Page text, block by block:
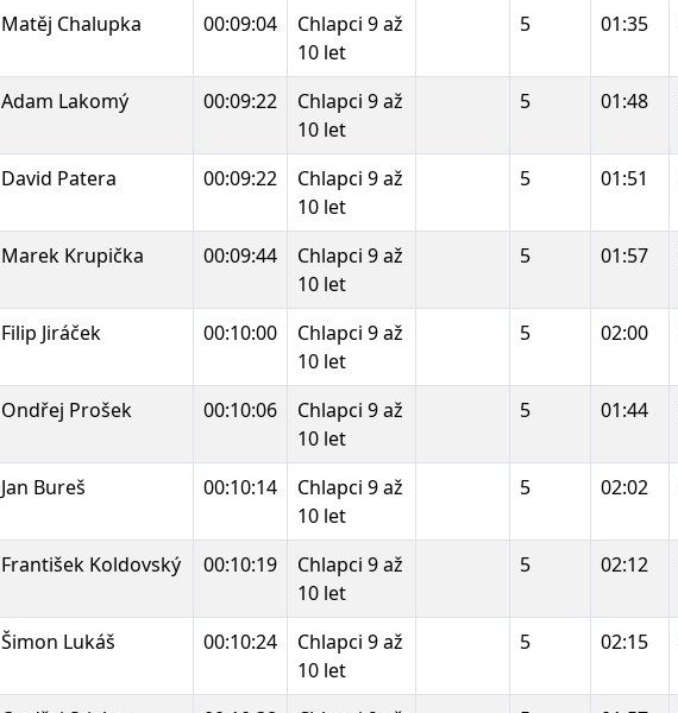
Matěj Chalupka 00:09:04
Chlapci 9 až
10 let
5 01:35
Adam Lakomý 00:09:22
Chlapci 9 až
10 let
5 01:48
David Patera 00:09:22
Chlapci 9 až
10 let
5 01:51
Marek Krupička 00:09:44
Chlapci 9 až
10 let
5 01:57
Filip Jiráček 00:10:00
Chlapci 9 až
10 let
5 02:00
Ondřej Prošek 00:10:06
Chlapci 9 až
10 let
5 01:44
Jan Bureš 00:10:14
Chlapci 9 až
10 let
5 02:02
František Koldovský 00:10:19
Chlapci 9 až
10 let
5 02:12
Šimon Lukáš 00:10:24
Chlapci 9 až
10 let
5 02:15